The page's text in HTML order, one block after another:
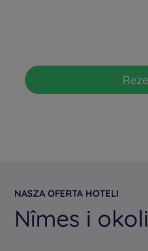
NASZA OFERTA HOTELI
Nîmes i